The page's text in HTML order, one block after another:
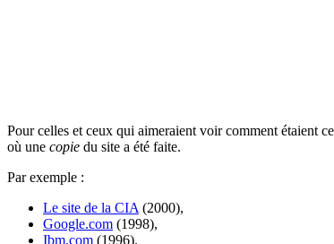
Pour celles et ceux qui aimeraient voir comment étaient
où une copie du site a été faite.
Par exemple :
Le site de la CIA (2000),
Google.com (1998),
Ibm.com (1996).